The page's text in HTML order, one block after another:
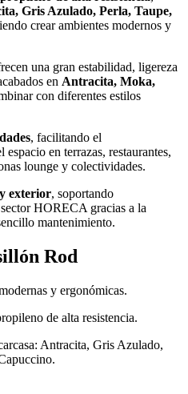
Gris Azulado, Perla, Taupe,
crear ambientes modernos y
una gran estabilidad, ligereza
en Antracita, Moka,
con diferentes estilos
, facilitando el
en terrazas, restaurantes,
lounge y colectividades.
exterior, soportando
HORECA gracias a la
mantenimiento.
Rod
y ergonómicas.
de alta resistencia.
Antracita, Gris Azulado,